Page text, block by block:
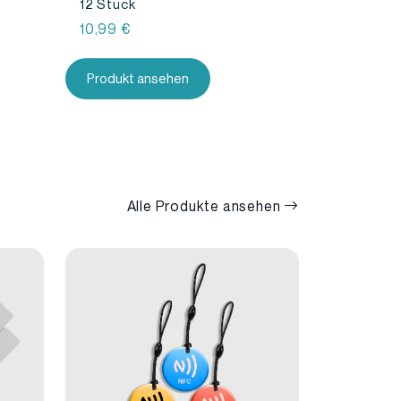
12 Stück
10,99 €
Produkt ansehen
Alle Produkte ansehen